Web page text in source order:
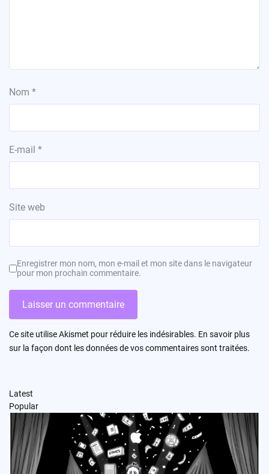
Nom *
E-mail *
Site web
Enregistrer mon nom, mon e-mail et mon site dans le navigateur
pour mon prochain commentaire.
Ce site utilise Akismet pour réduire les indésirables. En savoir plus
sur la façon dont les données de vos commentaires sont traitées.
Latest
Popular